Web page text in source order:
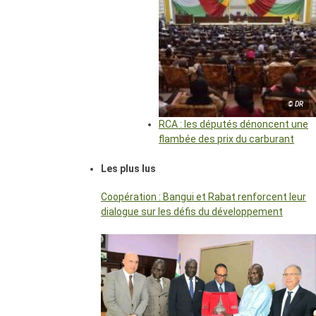
© DR
RCA : les députés dénoncent une
flambée des prix du carburant
Les plus lus
Coopération : Bangui et Rabat renforcent leur
dialogue sur les défis du développement